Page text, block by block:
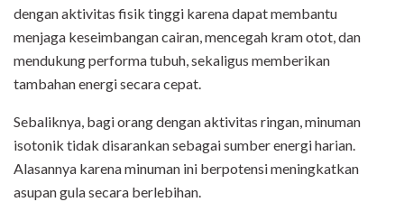
dengan aktivitas fisik tinggi karena dapat membantu
menjaga keseimbangan cairan, mencegah kram otot, dan
mendukung performa tubuh, sekaligus memberikan
tambahan energi secara cepat.
Sebaliknya, bagi orang dengan aktivitas ringan, minuman
isotonik tidak disarankan sebagai sumber energi harian.
Alasannya karena minuman ini berpotensi meningkatkan
asupan gula secara berlebihan.